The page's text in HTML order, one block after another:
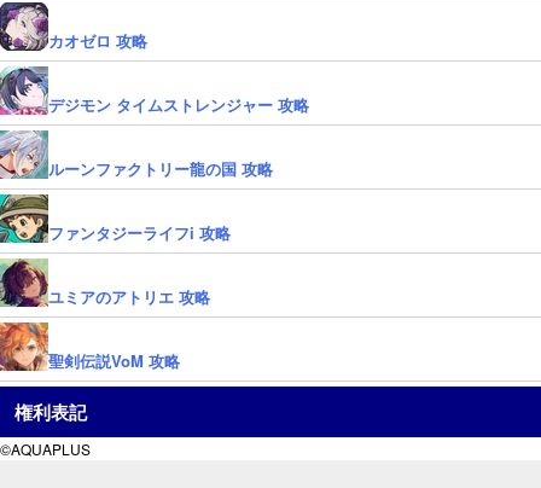
カオゼロ 攻略
デジモン タイムストレンジャー 攻略
ルーンファクトリー龍の国 攻略
ファンタジーライフi 攻略
ユミアのアトリエ 攻略
聖剣伝説VoM 攻略
権利表記
©AQUAPLUS